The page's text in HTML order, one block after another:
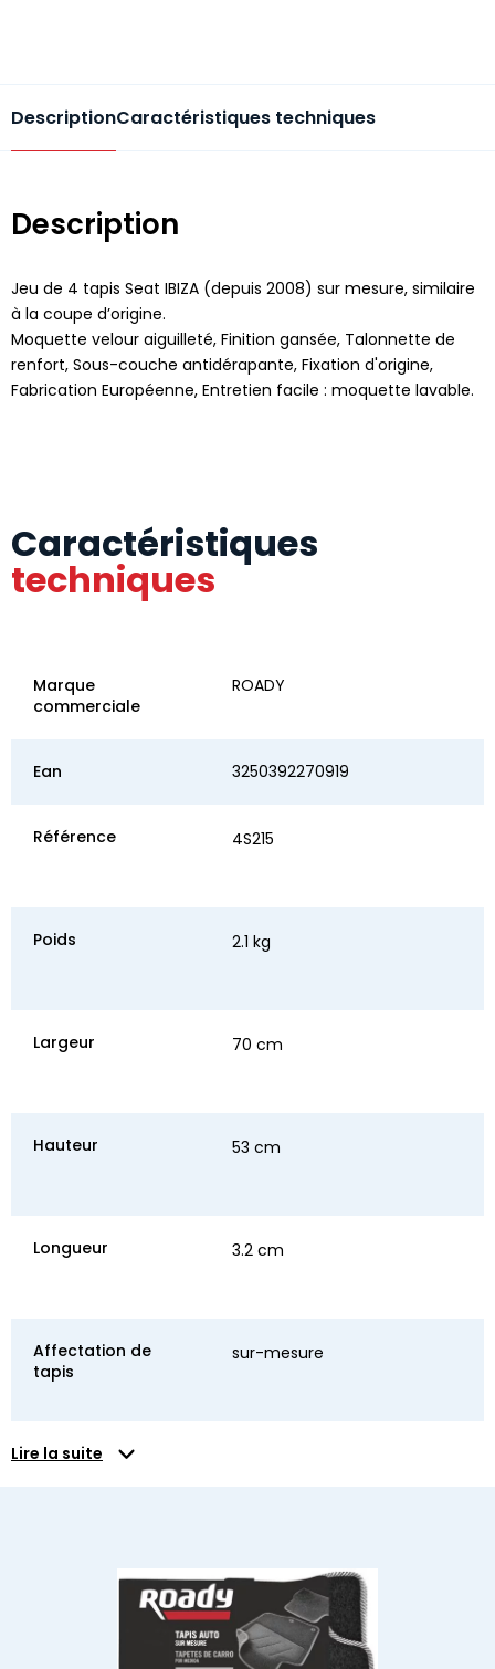
DescriptionCaractéristiques techniques
Description
Jeu de 4 tapis Seat IBIZA (depuis 2008) sur mesure, similaire
à la coupe d’origine.
Moquette velour aiguilleté, Finition gansée, Talonnette de
renfort, Sous-couche antidérapante, Fixation d'origine,
Fabrication Européenne, Entretien facile : moquette lavable.
Caractéristiques
techniques
Marque
commerciale
ROADY
Ean 3250392270919
Référence 4S215
Poids 2.1 kg
Largeur 70 cm
Hauteur 53 cm
Longueur 3.2 cm
Affectation de
tapis
sur-mesure
Lire la suite